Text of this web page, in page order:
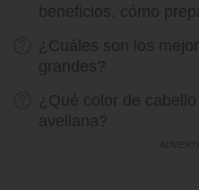
beneficios, cómo
¿Cuáles son los
grandes?
¿Qué color de
avellana?